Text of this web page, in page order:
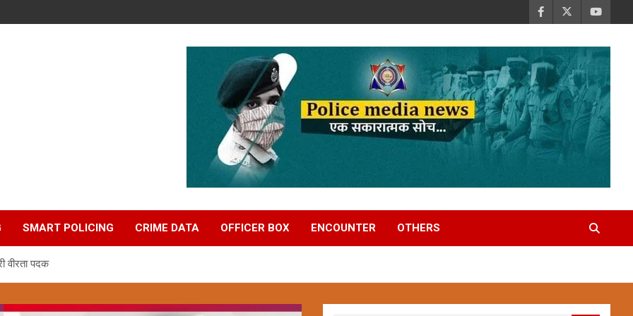
SMART POLICING CRIME DATA OFFICER BOX ENCOUNTER OTHERS
वीरता पदक